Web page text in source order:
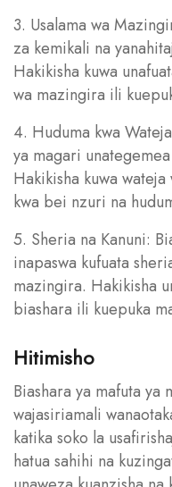
3. Usalama wa
za kemikali na
Hakikisha kuwa
wa mazingira ili
4. Huduma kwa
ya magari
Hakikisha kuwa
kwa bei nzuri na
5. Sheria na Kanuni:
inapaswa kufuata
mazingira. Hakikisha
biashara ili kuepuka
Hitimisho
Biashara ya mafuta ya
wajasiriamali
katika soko la
hatua sahihi na